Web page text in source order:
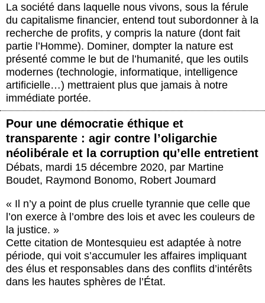
La société dans laquelle nous vivons, sous la férule
du capitalisme financier, entend tout subordonner à la
recherche de profits, y compris la nature (dont fait
partie l’Homme). Dominer, dompter la nature est
présenté comme le but de l’humanité, que les outils
modernes (technologie, informatique, intelligence
artificielle…) mettraient plus que jamais à notre
immédiate portée.
Pour une démocratie éthique et
transparente : agir contre l’oligarchie
néolibérale et la corruption qu’elle entretient
Débats, mardi 15 décembre 2020, par Martine
Boudet, Raymond Bonomo, Robert Joumard
« Il n’y a point de plus cruelle tyrannie que celle que
l’on exerce à l’ombre des lois et avec les couleurs de
la justice. »
Cette citation de Montesquieu est adaptée à notre
période, qui voit s’accumuler les affaires impliquant
des élus et responsables dans des conflits d’intérêts
dans les hautes sphères de l’État.